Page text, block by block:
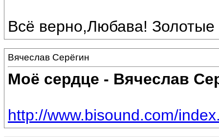
Всё верно,Любава! Золотые
Вячеслав Серёгин
Моё сердце - Вячеслав
http://www.bisound.com/